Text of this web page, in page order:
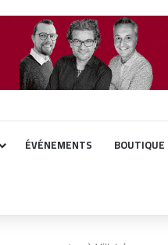
ÉVÉNEMENTS BOUTIQUE